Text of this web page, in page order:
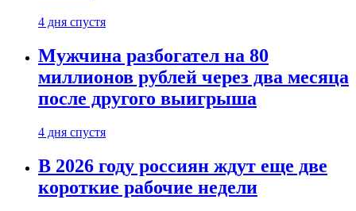
4 дня спустя
Мужчина разбогател на 80
миллионов рублей через два месяца
после другого выигрыша
4 дня спустя
В 2026 году россиян ждут еще две
короткие рабочие недели